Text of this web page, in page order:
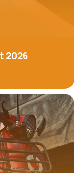
2026